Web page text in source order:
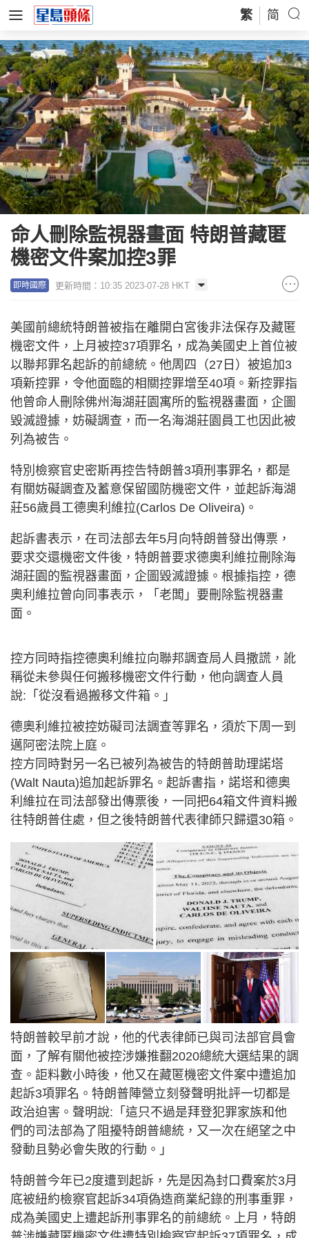
繁 简
命人刪除監視器畫面 特朗普藏匿
機密文件案加控3罪
即時國際 更新時間：10:35 2023-07-28 HKT
美國前總統特朗普被指在離開白宮後非法保存及藏匿
機密文件，上月被控37項罪名，成為美國史上首位被
以聯邦罪名起訴的前總統。他周四（27日）被追加3
項新控罪，令他面臨的相關控罪增至40項。新控罪指
他曾命人刪除佛州海湖莊園寓所的監視器畫面，企圖
毀滅證據，妨礙調查，而一名海湖莊園員工也因此被
列為被告。
特別檢察官史密斯再控告特朗普3項刑事罪名，都是
有關妨礙調查及蓄意保留國防機密文件，並起訴海湖
莊56歲員工德奧利維拉(Carlos De Oliveira)。
起訴書表示，在司法部去年5月向特朗普發出傳票，
要求交還機密文件後，特朗普要求德奧利維拉刪除海
湖莊園的監視器畫面，企圖毀滅證據。根據指控，德
奧利維拉曾向同事表示，「老闆」要刪除監視器畫
面。
控方同時指控德奧利維拉向聯邦調查局人員撒謊，訛
稱從未參與任何搬移機密文件行動，他向調查人員
說:「從沒看過搬移文件箱。」
德奧利維拉被控妨礙司法調查等罪名，須於下周一到
邁阿密法院上庭。
控方同時對另一名已被列為被告的特朗普助理諾塔
(Walt Nauta)追加起訴罪名。起訴書指，諾塔和德奧
利維拉在司法部發出傳票後，一同把64箱文件資料搬
往特朗普住處，但之後特朗普代表律師只歸還30箱。
特朗普較早前才說，他的代表律師已與司法部官員會
面，了解有關他被控涉嫌推翻2020總統大選結果的調
查。詎料數小時後，他又在藏匿機密文件案中遭追加
起訴3項罪名。特朗普陣營立刻發聲明批評一切都是
政治迫害。聲明說:「這只不過是拜登犯罪家族和他
們的司法部為了阻擾特朗普總統，又一次在絕望之中
發動且勢必會失敗的行動。」
特朗普今年已2度遭到起訴，先是因為封口費案於3月
底被紐約檢察官起訴34項偽造商業紀錄的刑事重罪，
成為美國史上遭起訴刑事罪名的前總統。上月，特朗